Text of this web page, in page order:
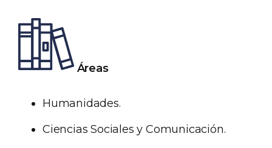
Áreas
Humanidades.
Ciencias Sociales y Comunicación.